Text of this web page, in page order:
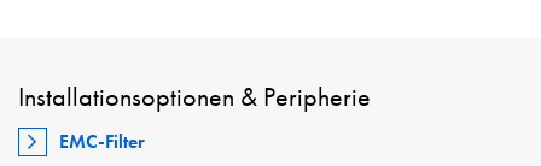
Installationsoptionen & Peripherie
EMC-Filter